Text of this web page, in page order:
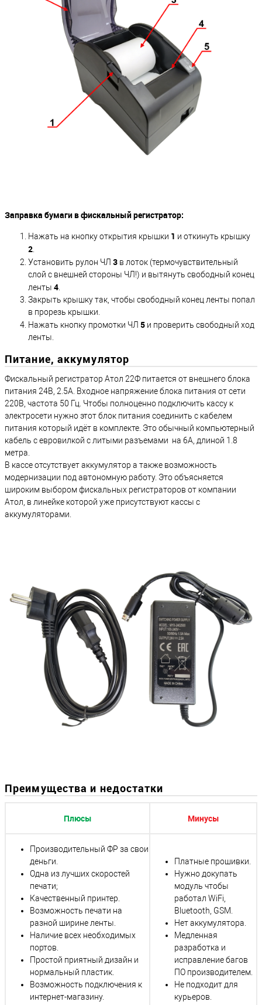
Заправка бумаги в фискальный регистратор:
Нажать на кнопку открытия крышки 1 и откинуть крышку
2
Установить рулон ЧЛ 3 в лоток (термочувствительный
слой с внешней стороны ЧЛ!) и вытянуть свободный конец
ленты 4
Закрыть крышку так, чтобы свободный конец ленты попал
в прорезь крышки.
Нажать кнопку промотки ЧЛ 5 и проверить свободный ход
ленты.
Питание, аккумулятор
Фискальный регистратор Атол 22Ф питается от внешнего блока
питания 24В, 2.5А. Входное напряжение блока питания от сети
220В, частота 50 Гц. Чтобы полноценно подключить кассу к
электросети нужно этот блок питания соединить с кабелем
питания который идёт в комплекте. Это обычный компьютерный
кабель с евровилкой с литыми разъемами на 6А, длиной 1.8
метра.
В кассе отсутствует аккумулятор а также возможность
модернизации под автономную работу. Это объясняется
широким выбором фискальных регистраторов от компании
Атол, в линейке которой уже присутствуют кассы с
аккумуляторами.
Преимущества и недостатки
Плюсы Минусы
Производительный ФР за свои
деньги.
Одна из лучших скоростей
печати;
Качественный принтер.
Возможность печати на
разной ширине ленты.
Наличие всех необходимых
портов.
Простой приятный дизайн и
нормальный пластик.
Возможность подключения к
интернет-магазину.
Платные прошивки.
Нужно докупать
модуль чтобы
работал WiFi,
Bluetooth, GSM.
Нет аккумулятора.
Медленная
разработка и
исправление багов
ПО производителем.
Не подходит для
курьеров.